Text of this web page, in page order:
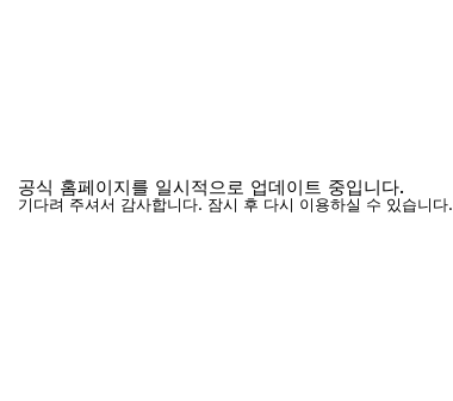
공식 홈페이지를 일시적으로 업데이트 중입니다.
기다려 주셔서 감사합니다. 잠시 후 다시 이용하실 수 있습니다.